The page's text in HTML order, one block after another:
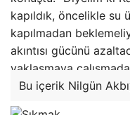
kapıldık, öncelikle su
kapılmadan
akıntısı gücünü
yaklaşmaya
Bu içerik Nilgün